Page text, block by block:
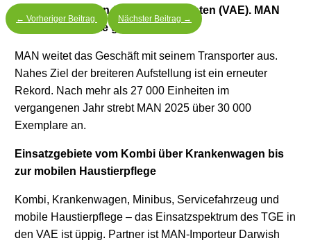
in den Vereinigten Arabische Emiraten (VAE). MAN
TGE: in die Wüste geschickt.
MAN weitet das Geschäft mit seinem Transporter aus.
Nahes Ziel der breiteren Aufstellung ist ein erneuter
Rekord. Nach mehr als 27 000 Einheiten im
vergangenen Jahr strebt MAN 2025 über 30 000
Exemplare an.
Einsatzgebiete vom Kombi über Krankenwagen bis
zur mobilen Haustierpflege
Kombi, Krankenwagen, Minibus, Servicefahrzeug und
mobile Haustierpflege – das Einsatzspektrum des TGE in
den VAE ist üppig. Partner ist MAN-Importeur Darwish
← Vorheriger Beitrag Nächster Beitrag →